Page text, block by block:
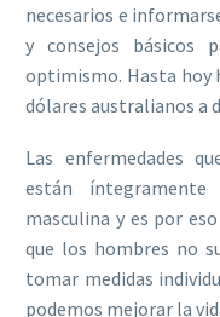
necesarios e
y consejos básicos
optimismo. Hasta hoy
dólares australianos a
Las enfermedades
están
masculina y es por
que los hombres no
tomar medidas
podemos mejorar la